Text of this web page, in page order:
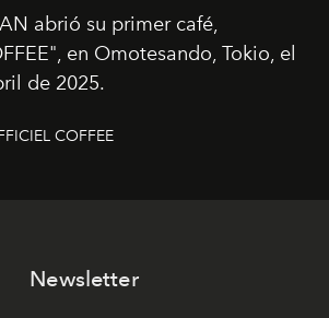
abrió su primer café,
en Omotesando, Tokio, el
de 2025.
COFFEE
Newsletter